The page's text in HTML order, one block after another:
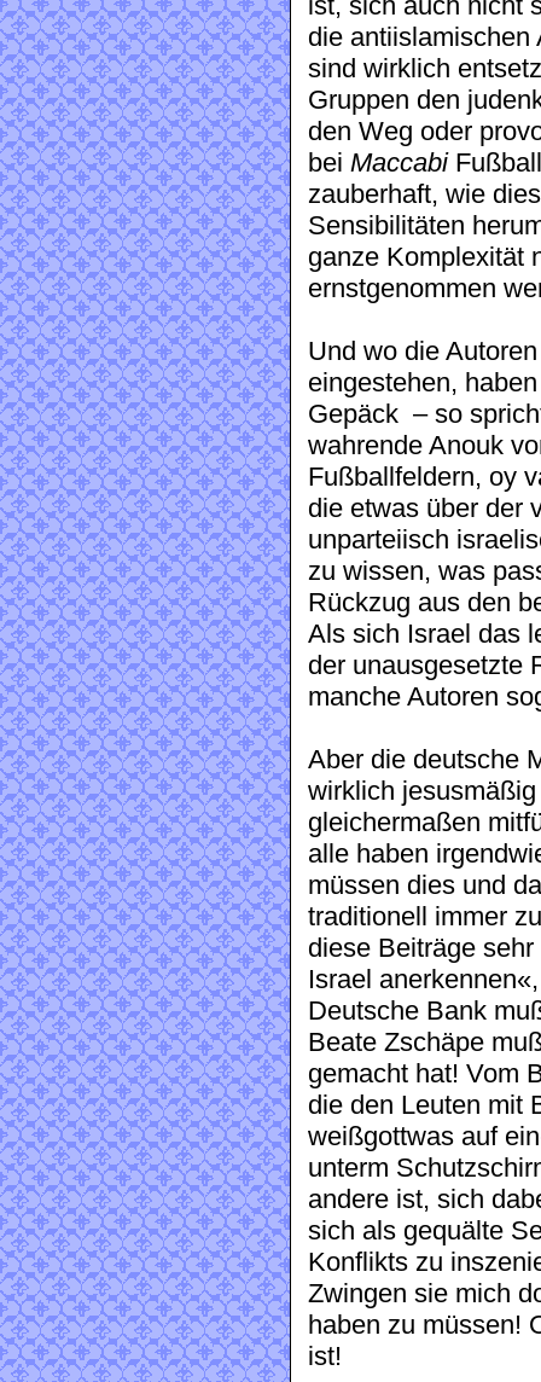
ist, sich auch nicht
die antiislamischen
sind wirklich
Gruppen den
den Weg oder
bei Maccabi
zauberhaft, wie
Sensibilitäten
ganze Komplexität
ernstgenommen
Und wo die
eingestehen,
Gepäck – so
wahrende Anouk
Fußballfeldern, oy
die etwas über der
unparteiisch
zu wissen, was
Rückzug aus den
Als sich Israel das
der unausgesetzte
manche Autoren
Aber die deutsche
wirklich
gleichermaßen
alle haben
müssen dies und
traditionell immer
diese Beiträge
Israel
Deutsche Bank
Beate Zschäpe
gemacht hat! Vom
die den Leuten mit
weißgottwas auf
unterm
andere ist, sich
sich als gequälte
Konflikts zu
Zwingen sie mich
haben zu müssen!
ist!